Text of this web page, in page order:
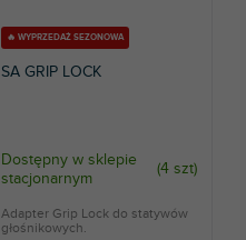
🔥 WYPRZEDAŻ SEZONOWA
SA GRIP LOCK
Dostępny w sklepie
stacjonarnym
(4 szt)
Adapter Grip Lock do statywów
głośnikowych.